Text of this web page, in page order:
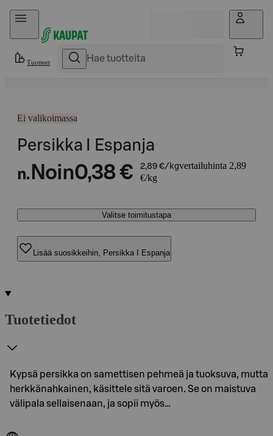
Hyppää sisältöön
Tuotteet
Ei valikoimassa
Persikka I Espanja
n. Noin0,38 € 2,89 €/kgvertailuhinta 2,89
€/kg
Valitse toimitustapa
Lisää suosikkeihin, Persikka I Espanja
Tuotetiedot
Kypsä persikka on samettisen pehmeä ja tuoksuva, mutta
herkkänahkainen, käsittele sitä varoen. Se on maistuva
välipala sellaisenaan, ja sopii myös…